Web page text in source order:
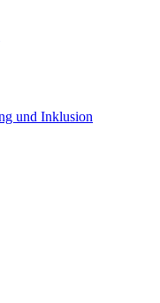
und Inklusion